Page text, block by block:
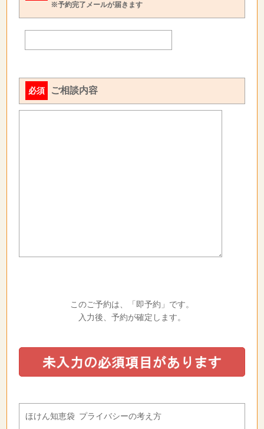
※予約完了メールが届きます
必須 ご相談内容
このご予約は、「即予約」です。
入力後、予約が確定します。
ほけん知恵袋 プライバシーの考え方